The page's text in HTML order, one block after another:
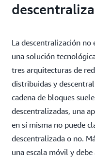
La descentralización no
una solución
tres arquitecturas de
distribuidas y
cadena de bloques
descentralizadas, una
en sí misma no puede
descentralizada o no.
una escala móvil y